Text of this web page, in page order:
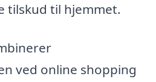
tilskud til hjemmet.
ved online shopping